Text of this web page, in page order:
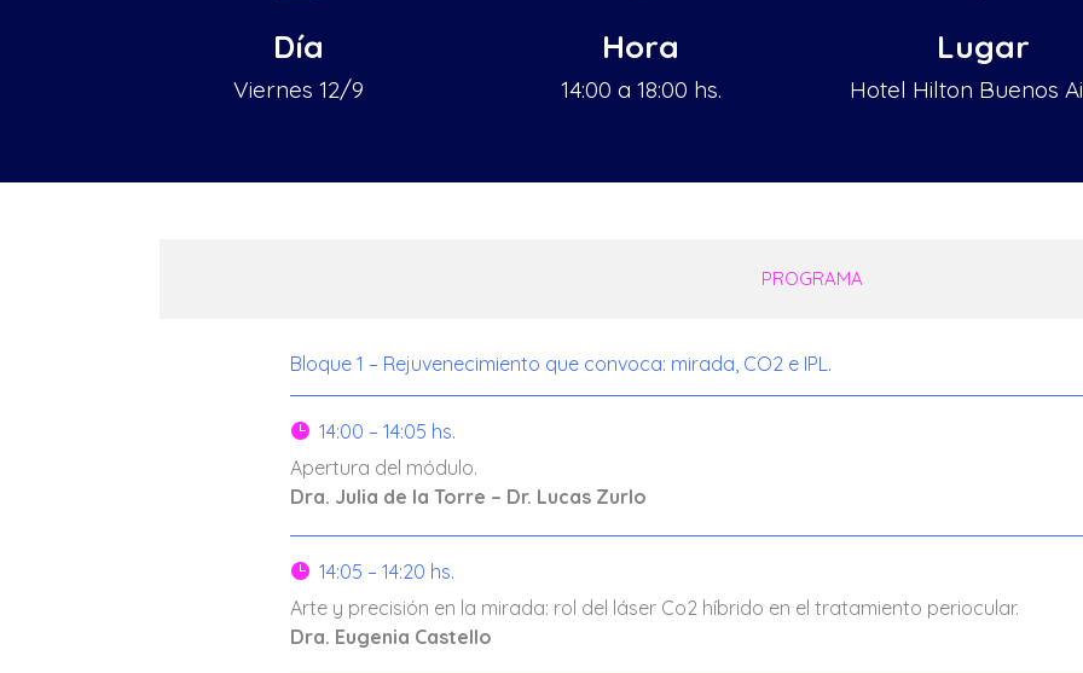
Día
Viernes 12/9
Hora
14:00 a 18:00 hs.
Lugar
Hotel Hilton Buenos
PROGRAMA
Bloque 1 – Rejuvenecimiento que convoca: mirada, CO2 e IPL.
 14:00 – 14:05 hs.
Apertura del módulo.
Dra. Julia de la Torre – Dr. Lucas Zurlo
 14:05 – 14:20 hs.
Arte y precisión en la mirada: rol del láser Co2 híbrido en el tratamiento periocular.
Dra. Eugenia Castello